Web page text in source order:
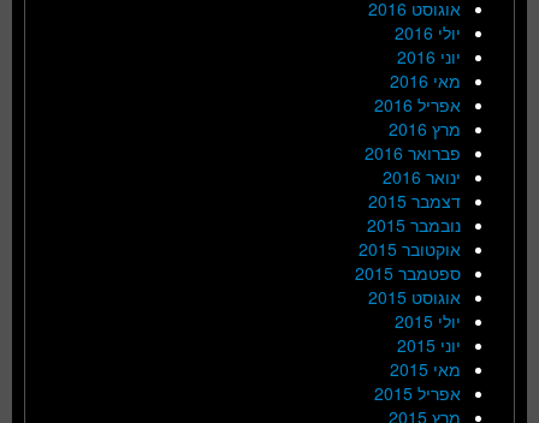
אוגוסט 2016
יולי 2016
יוני 2016
מאי 2016
אפריל 2016
מרץ 2016
פברואר 2016
ינואר 2016
דצמבר 2015
נובמבר 2015
אוקטובר 2015
ספטמבר 2015
אוגוסט 2015
יולי 2015
יוני 2015
מאי 2015
אפריל 2015
מרץ 2015